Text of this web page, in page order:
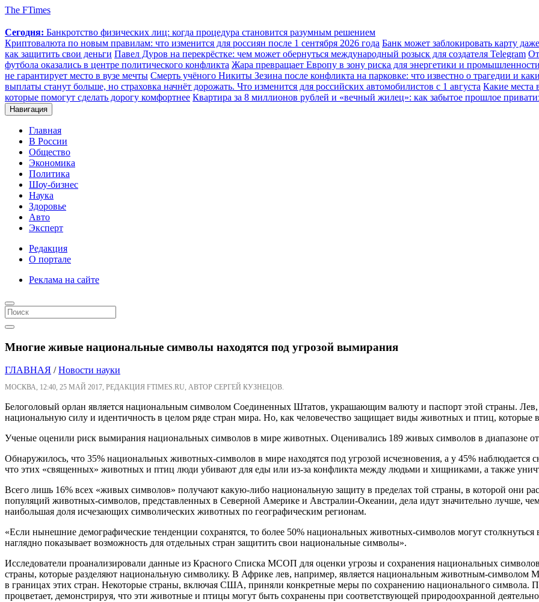
The FTimes
Сегодня: Банкротство физических лиц: когда процедура становится разумным решением
Криптовалюта по новым правилам: что изменится для россиян после 1 сентября 2026 года Банк может заблокировать карту
как защитить свои деньги Павел Дуров на перекрёстке: чем может обернуться международный розыск для создателя Telegram
футбола оказались в центре политического конфликта Жара превращает Европу в зону риска для энергетики и промышленности
не гарантирует место в вузе мечты Смерть учёного Никиты Зезина после конфликта на парковке: что известно о трагедии и
выплаты станут больше, но страховка начнёт дорожать. Что изменится для российских автомобилистов с 1 августа Какие места
которые помогут сделать дорогу комфортнее Квартира за 8 миллионов рублей и «вечный жилец»: как забытое прошлое
Навигация
Главная
В России
Общество
Экономика
Политика
Шоу-бизнес
Наука
Здоровье
Авто
Эксперт
Редакция
О портале
Реклама на сайте
Многие живые национальные символы находятся под угрозой вымирания
ГЛАВНАЯ /Новости науки
МОСКВА, 12:40, 25 МАЙ 2017, РЕДАКЦИЯ FTIMES.RU, АВТОР СЕРГЕЙ КУЗНЕЦОВ.
Белоголовый орлан является национальным символом Соединенных Штатов, украшающим валюту и паспорт этой страны. Лев,
национальную силу и идентичность в целом ряде стран мира. Но, как человечество защищает виды животных и птиц, которые
Ученые оценили риск вымирания национальных символов в мире животных. Оценивались 189 живых символов в диапазоне
Обнаружилось, что 35% национальных животных-символов в мире находятся под угрозой исчезновения, а у 45% наблюдается
что этих «священных» животных и птиц люди убивают для еды или из-за конфликта между людьми и хищниками, а также
Всего лишь 16% всех «живых символов» получают какую-либо национальную защиту в пределах той страны, в которой они
популяций животных-символов, представленных в Северной Америке и Австралии-Океании, дела идут значительно лучше,
наибольшая доля исчезающих символических животных по географическим регионам.
«Если нынешние демографические тенденции сохранятся, то более 50% национальных животных-символов могут
наглядно показывает возможность для отдельных стран защитить свои национальные символы».
Исследователи проанализировали данные из Красного Списка МСОП для оценки угрозы и сохранения национальных
страны, которые разделяют национальную символику. В Африке лев, например, является национальным животным-символом
в границах этих стран. Некоторые страны, включая США, приняли конкретные меры по сохранению национального символа.
процветает, демонстрируя, что эти животные и птицы могут быть сохранены при соответствующей природоохранной